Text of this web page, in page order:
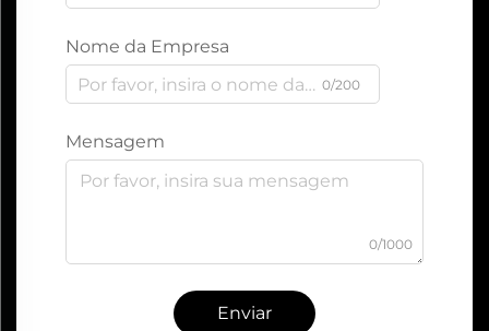
Nome da Empresa
0/200
Mensagem
0/1000
Enviar